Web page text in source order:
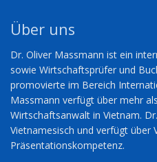
Über uns
Dr. Oliver Massmann ist ein
sowie Wirtschaftsprüfer und
promovierte im Bereich
Massmann verfügt über mehr
Wirtschaftsanwalt in Vietnam.
Vietnamesisch und verfügt über
Präsentationskompetenz.